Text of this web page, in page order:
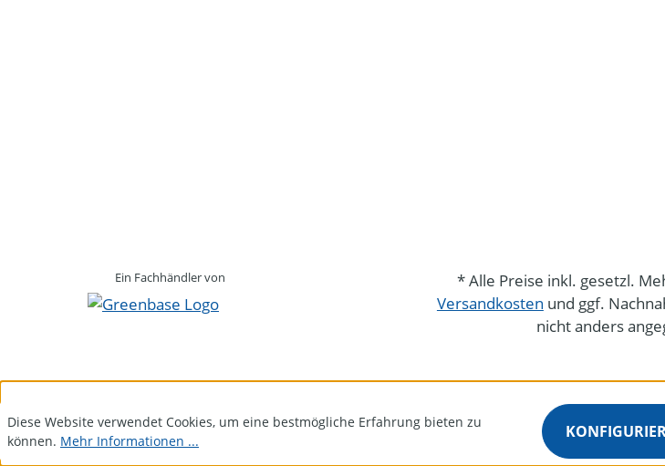
Ein Fachhändler von
* Alle Preise inkl. gesetzl.
Versandkosten und ggf.
nicht anders
Diese Website verwendet Cookies, um eine bestmögliche Erfahrung bieten zu
können. Mehr Informationen ...